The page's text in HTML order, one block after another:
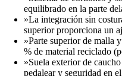
equilibrado en la parte
»La integración sin
superior proporciona un
»Parte superior de malla
% de material reciclado
»Suela exterior de
pedalear y seguridad en